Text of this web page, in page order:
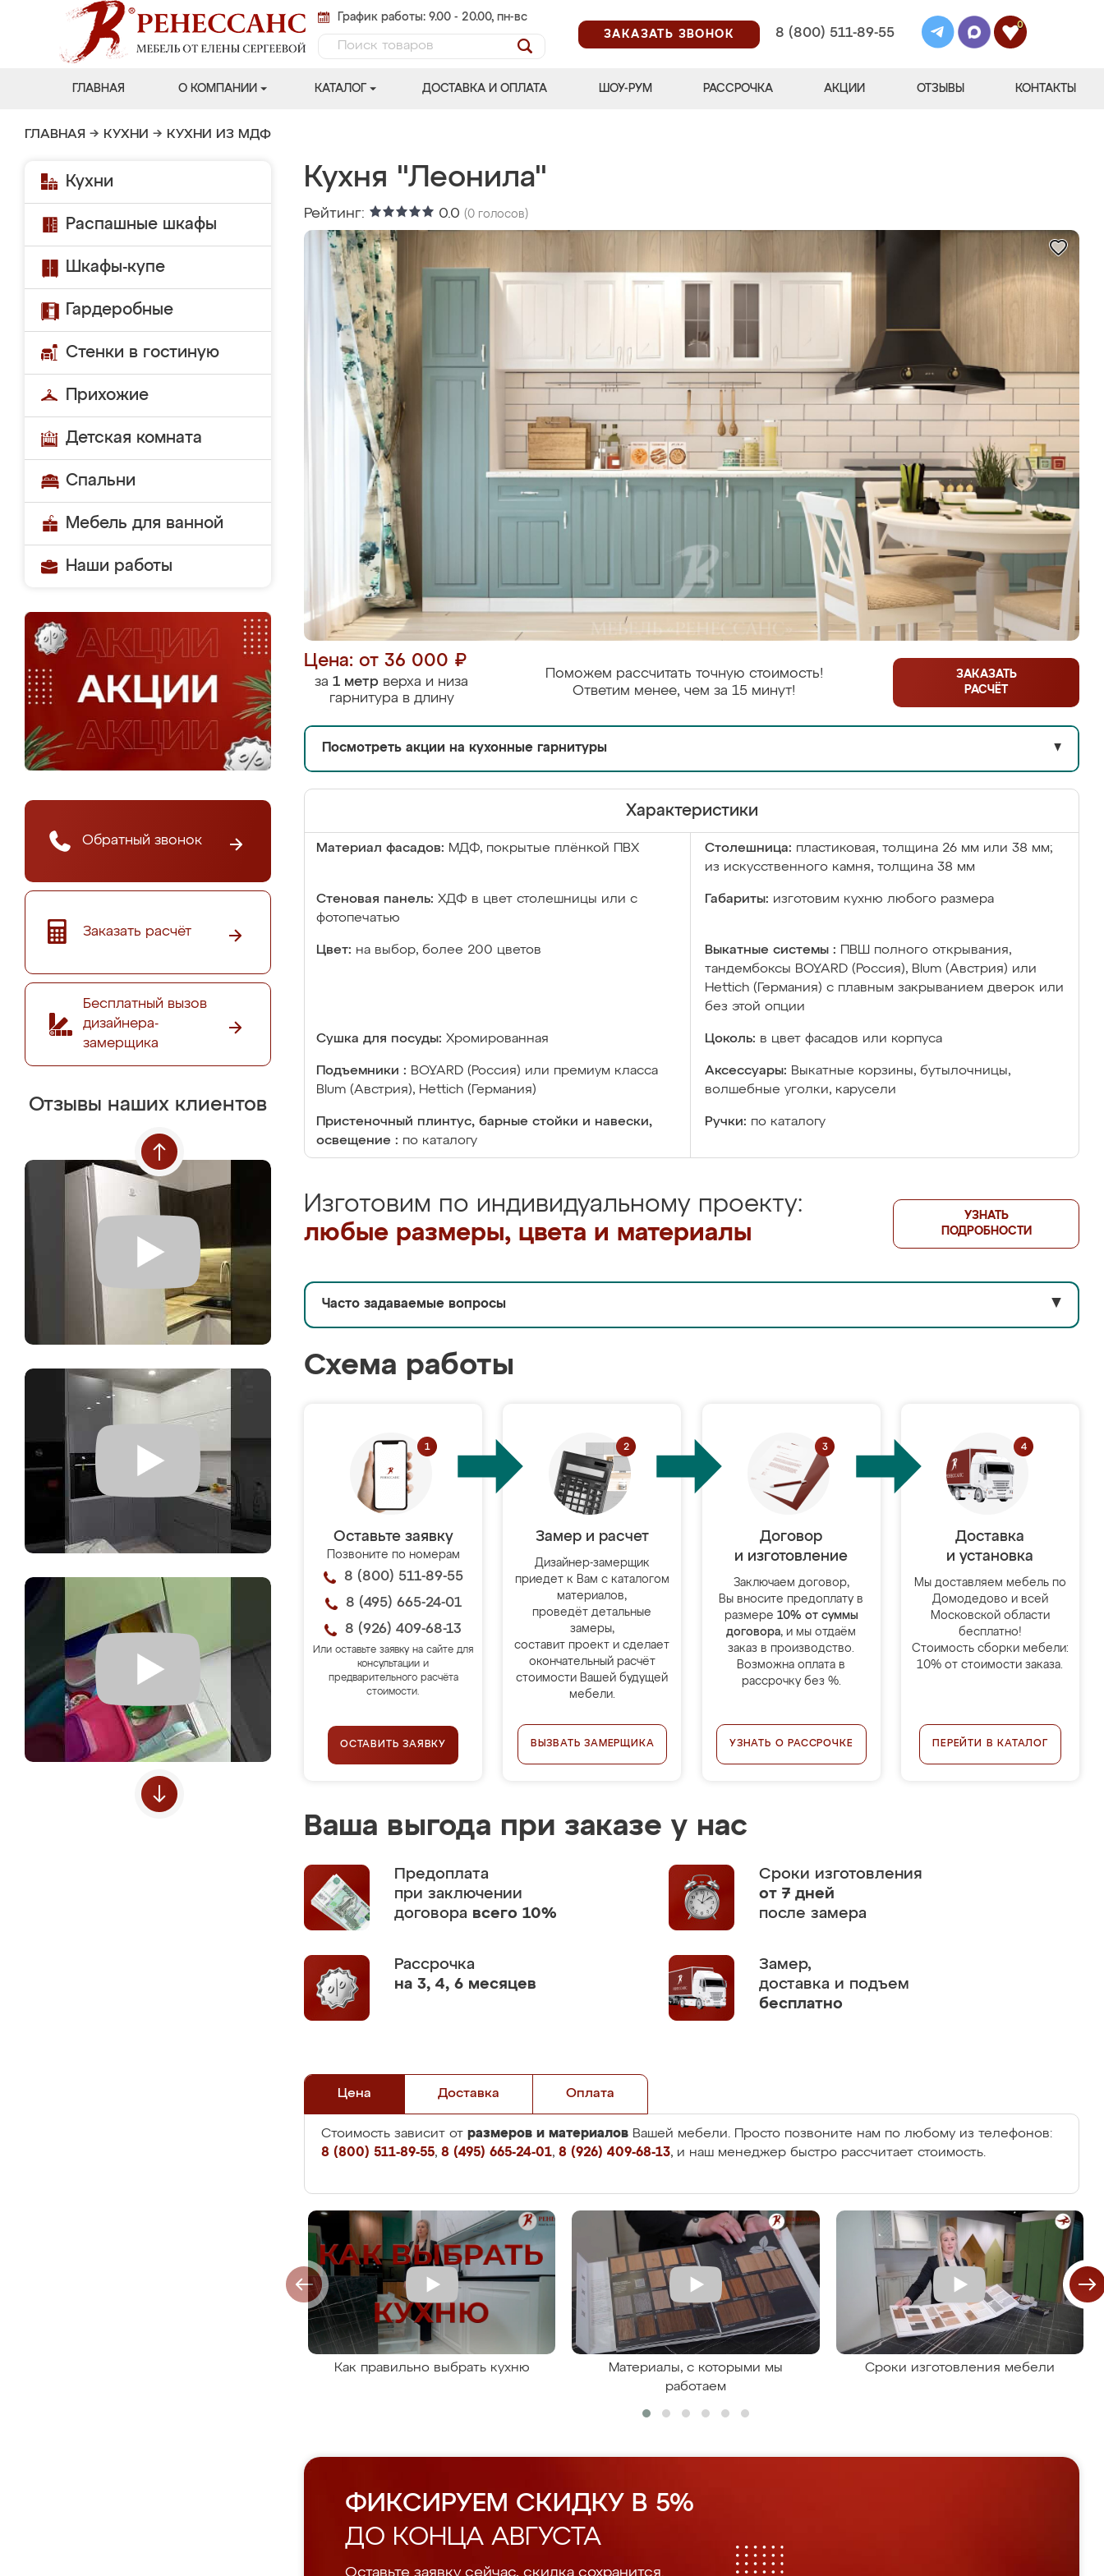
График работы: 9.00 - 20.00, пн-вс
ЗАКАЗАТЬ ЗВОНОК
8 (800) 511-89-55
0
ГЛАВНАЯ О КОМПАНИИ КАТАЛОГ ДОСТАВКА И ОПЛАТА ШОУ-РУМ РАССРОЧКА АКЦИИ ОТЗЫВЫ КОНТАКТЫ
ГЛАВНАЯ → КУХНИ → КУХНИ ИЗ МДФ
Кухни
Распашные шкафы
Шкафы-купе
Гардеробные
Стенки в гостиную
Прихожие
Детская комната
Спальни
Мебель для ванной
Наши работы
Обратный звонок
Заказать расчёт
Бесплатный вызов
дизайнера-
замерщика
Отзывы наших клиентов
Кухня "Леонила"
Рейтинг: 0.0 (0 голосов)
Цена: от 36 000 ₽
за 1 метр верха и низа
гарнитура в длину
Поможем рассчитать точную стоимость!
Ответим менее, чем за 15 минут!
ЗАКАЗАТЬ
РАСЧЁТ
Посмотреть акции на кухонные гарнитуры ▼
Характеристики
Материал фасадов: МДФ, покрытые плёнкой ПВХ Столешница: пластиковая, толщина 26 мм или 38 мм;
из искусственного камня, толщина 38 мм
Стеновая панель: ХДФ в цвет столешницы или с
фотопечатью
Габариты: изготовим кухню любого размера
Цвет: на выбор, более 200 цветов Выкатные системы :
ПВШ полного открывания,
тандембоксы BOYARD (Россия), Blum (Австрия) или
Hettich (Германия) с плавным закрыванием дверок или
без этой опции
Сушка для посуды: Хромированная Цоколь: в цвет фасадов или корпуса
Подъемники : BOYARD (Россия) или премиум класса
Blum (Австрия), Hettich (Германия)
Аксессуары: Выкатные корзины, бутылочницы,
волшебные уголки, карусели
Пристеночный плинтус, барные стойки и навески,
освещение : по каталогу
Ручки: по каталогу
Изготовим по индивидуальному проекту:
любые размеры, цвета и материалы
УЗНАТЬ
ПОДРОБНОСТИ
Часто задаваемые вопросы ▼
Схема работы
Оставьте заявку
Позвоните по номерам
8 (800) 511-89-55
8 (495) 665-24-01
8 (926) 409-68-13
Или оставьте заявку на сайте для
консультации и
предварительного расчёта
стоимости.
ОСТАВИТЬ ЗАЯВКУ
Замер и расчет
Дизайнер-замерщик
приедет к Вам с каталогом
материалов,
проведёт детальные
замеры,
составит проект и сделает
окончательный расчёт
стоимости Вашей будущей
мебели.
ВЫЗВАТЬ ЗАМЕРЩИКА
Договор
и изготовление
Заключаем договор,
Вы вносите предоплату в
размере 10% от суммы
договора, и мы отдаём
заказ в производство.
Возможна оплата в
рассрочку без %.
УЗНАТЬ О РАССРОЧКЕ
Доставка
и установка
Мы доставляем мебель по
Домодедово и всей
Московской области
бесплатно!
Стоимость сборки мебели:
10% от стоимости заказа.
ПЕРЕЙТИ В КАТАЛОГ
Ваша выгода при заказе у нас
Предоплата
при заключении
договора всего 10%
Сроки изготовления
от 7 дней
после замера
Рассрочка
на 3, 4, 6 месяцев
Замер,
доставка и подъем
бесплатно
Цена Доставка Оплата
Стоимость зависит от размеров и материалов Вашей мебели. Просто позвоните нам по любому из телефонов:
8 (800) 511-89-55, 8 (495) 665-24-01, 8 (926) 409-68-13, и наш менеджер быстро рассчитает стоимость.
Как правильно выбрать кухню
Материалы, с которыми мы
работаем
Сроки изготовления мебели
ФИКСИРУЕМ СКИДКУ В 5%
ДО КОНЦА АВГУСТА
Оставьте заявку сейчас, скидка сохранится.